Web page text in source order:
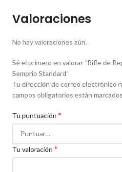
Valoraciones
No hay valoraciones aún.
Sé el primero en valorar “Rifle de
Semprio Standard”
Tu dirección de correo electrónico
campos obligatorios están
Tu puntuación *
Tu valoración *